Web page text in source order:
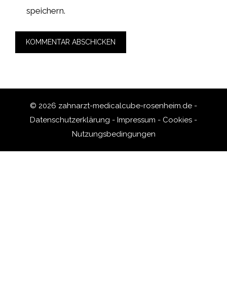
speichern.
© 2026 zahnarzt-medicalcube-rosenheim.de -
Datenschutzerklärung - Impressum - Cookies -
Nutzungsbedingungen